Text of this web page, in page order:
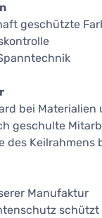
geschützte
bei Materialien
geschulte
des Keilrahmens
Manufaktur
schützt